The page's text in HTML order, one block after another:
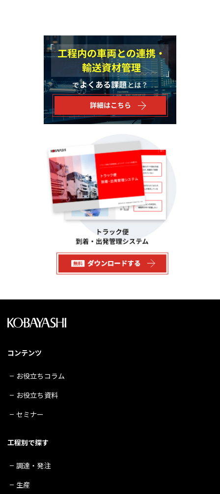
コンテンツ
お役立ちコラム
お役立ち資料
セミナー
工程別で探す
調達・発注
生産